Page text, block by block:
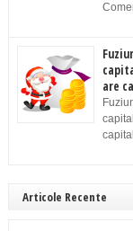
are
Articole Recente